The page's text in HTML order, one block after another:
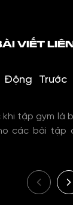
VIẾT
Động
khi tập gym là
các bài tập